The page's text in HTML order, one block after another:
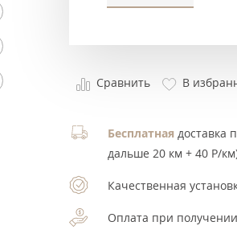
Сравнить В
Бесплатная доставка
дальше 20 км + 40 Р/
Качественная
Оплата при